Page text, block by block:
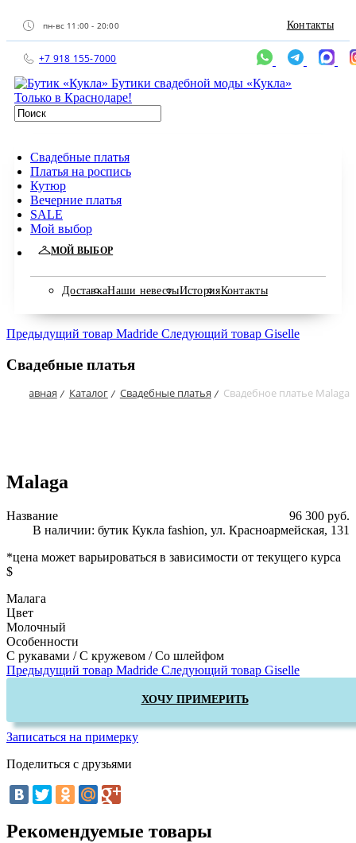
пн-вс 11:00 - 20:00 Контакты
+7 918 155-7000
Бутики свадебной моды «Кукла»
Только в Краснодаре!
Свадебные платья
Платья на роспись
Кутюр
Вечерние платья
SALE
Мой выбор
МОЙ ВЫБОР
ДоставкаНаши невестыИсторияКонтакты
Предыдущий товар Madride Следующий товар Giselle
Свадебные платья
Главная / Каталог / Свадебные платья / Свадебное платье Malaga
Malaga
96 300 руб.
В наличии: бутик Кукла fashion, ул. Красноармейская, 131
*цена может варьироваться в зависимости от текущего курса
$
Название
Малага
Цвет
Молочный
Особенности
С рукавами / С кружевом / Со шлейфом
Предыдущий товар Madride Следующий товар Giselle
ХОЧУ ПРИМЕРИТЬ
Записаться на примерку
Поделиться с друзьями
Рекомендуемые товары